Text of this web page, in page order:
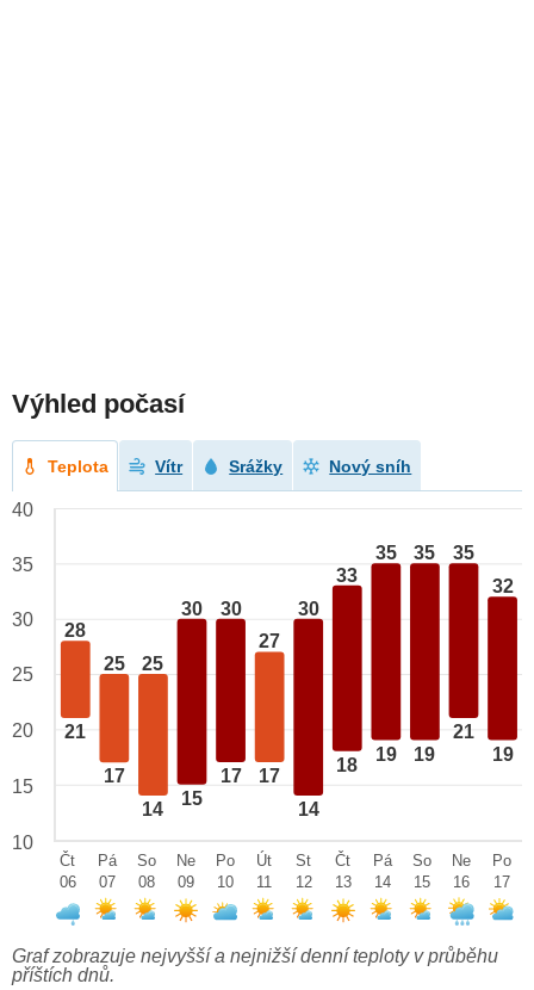
Výhled počasí
Teplota Vítr Srážky Nový sníh
28
21
25
17
25
14
30
15
30
17
27
17
30
14
33
18
35
19
35
19
35
21
32
19
40
35
30
25
20
15
10
Čt
06
Pá
07
So
08
Ne
09
Po
10
Út
11
St
12
Čt
13
Pá
14
So
15
Ne
16
Po
17
Graf zobrazuje nejvyšší a nejnižší denní teploty v průběhu
příštích dnů.